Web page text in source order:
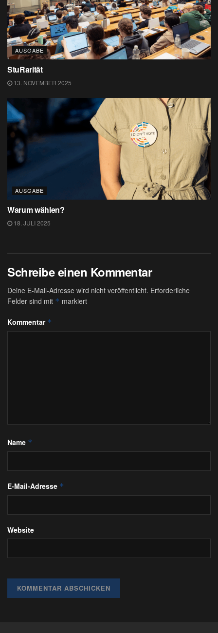
AUSGABE
StuRarität
13. NOVEMBER 2025
AUSGABE
Warum wählen?
18. JULI 2025
Schreibe einen Kommentar
Deine E-Mail-Adresse wird nicht veröffentlicht. Erforderliche
Felder sind mit * markiert
Kommentar *
Name *
E-Mail-Adresse *
Website